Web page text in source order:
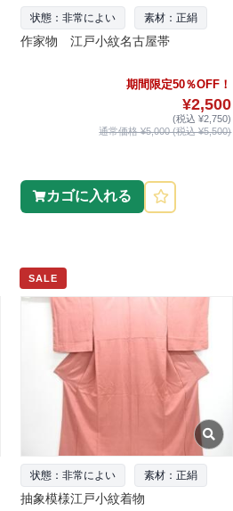
状態：非常によい 素材：正絹
作家物 江戸小紋名古屋帯
期間限定50％OFF！
¥2,500
(税込 ¥2,750)
通常価格 ¥5,000 (税込 ¥5,500)
カゴに入れる
SALE
状態：非常によい 素材：正絹
抽象模様江戸小紋着物